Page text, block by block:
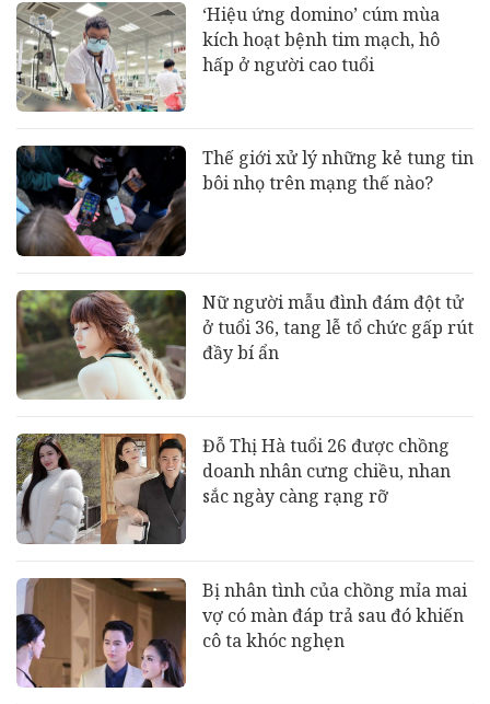
‘Hiệu ứng domino’ cúm mùa
kích hoạt bệnh tim mạch, hô
hấp ở người cao tuổi
Thế giới xử lý những kẻ tung tin
bôi nhọ trên mạng thế nào?
Nữ người mẫu đình đám đột tử
ở tuổi 36, tang lễ tổ chức gấp rút
đầy bí ẩn
Đỗ Thị Hà tuổi 26 được chồng
doanh nhân cưng chiều, nhan
sắc ngày càng rạng rỡ
Bị nhân tình của chồng mỉa mai
vợ có màn đáp trả sau đó khiến
cô ta khóc nghẹn